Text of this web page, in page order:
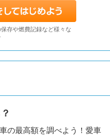
存や燃費記録など様々な
の最高額を調べよう！愛車